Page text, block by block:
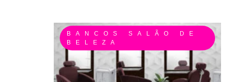
BANCOS SALÃO DE
BELEZA